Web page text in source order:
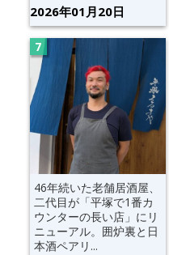
2026年01月20日
46年続いた老舗居酒屋、
二代目が「平塚で1番カ
ウンターの長い店」にリ
ニューアル。囲炉裏と日
本酒ペアリ...